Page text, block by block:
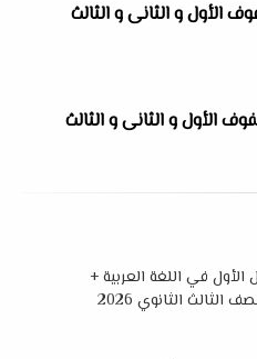
الأول و الثانى و الثالث
الأول و الثانى و الثالث
الأول في اللغة العربية +
نموذج الإجابة للصف الثالث الثانوي 2026